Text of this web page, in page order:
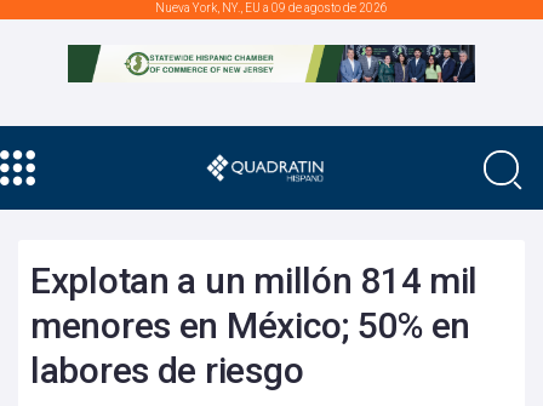
Nueva York, NY., EU a 09 de agosto de 2026
Explotan a un millón 814 mil
menores en México; 50% en
labores de riesgo